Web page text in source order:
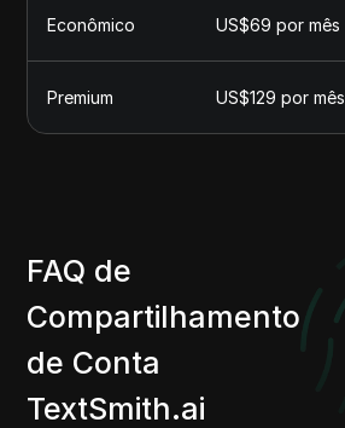
Econômico US$69 por mês
Premium US$129 por mês
FAQ de
Compartilhamento
de Conta
TextSmith.ai